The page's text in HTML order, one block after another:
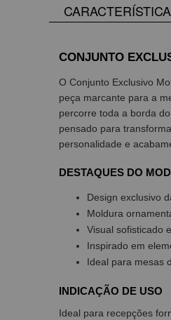
CONJUNTO
O Conjunto Exclusivo
peça marcante para a
percorre toda a borda
pensado para
personalidade e
DESTAQUES DO
Design exclusivo
Moldura
Visual sofisticado
Inspirado em
Ideal para mesas
INDICAÇÃO DE USO
Ideal para recepções